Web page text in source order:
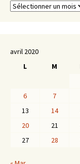
Archives
avril 2020
L
M
6
7
13
14
20
21
27
28